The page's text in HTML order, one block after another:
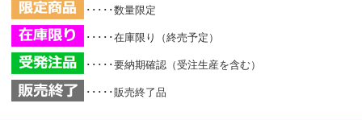
･････数量限定
･････在庫限り（終売予定）
･････要納期確認（受注生産を含む）
･････販売終了品